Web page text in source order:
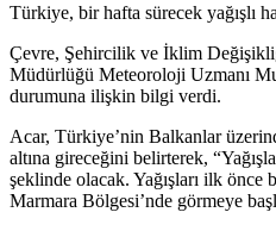
Türkiye, bir hafta sürecek yağışlı
Çevre, Şehircilik ve İklim
Müdürlüğü Meteoroloji Uzmanı
durumuna ilişkin bilgi verdi.
Acar, Türkiye’nin Balkanlar
altına gireceğini belirterek,
şeklinde olacak. Yağışları ilk önce
Marmara Bölgesi’nde görmeye